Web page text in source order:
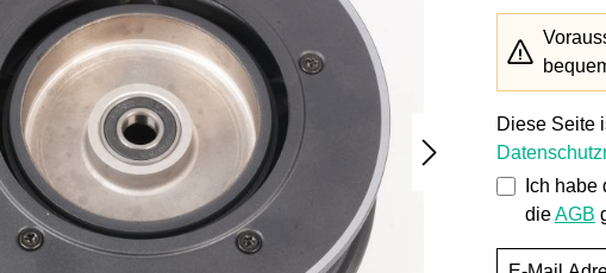
Diese Seite
Ich habe
dieAGB